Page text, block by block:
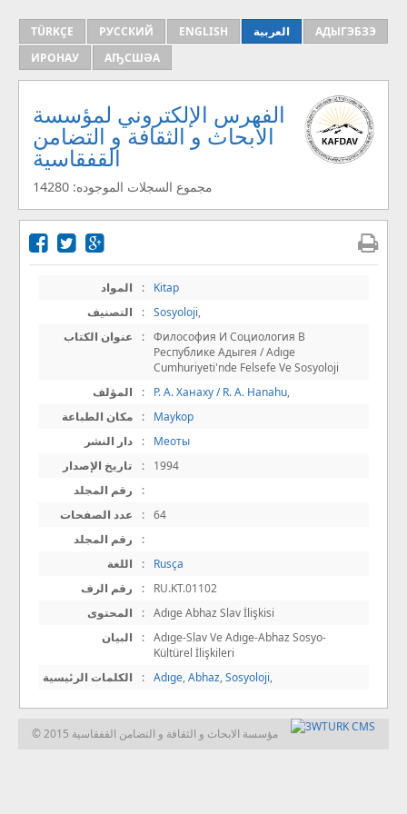
TÜRKÇE РУССКИЙ ENGLISH العربية
АДЫГЭБЗЭ
ИРОНАУ
АҦСШӘА
الفهرس الإلكتروني لمؤسسة
الأبحاث و الثقافة و التضامن
القفقاسية
مجموع السجلات الموجوده: 14280
المواد :
Kitap
التصنيف
: Sosyoloji,
عنوان الكتاب
: Философия И Социология В
Республике Адыгея / Adıge
Cumhuriyeti'nde Felsefe Ve Sosyoloji
المؤلف
: Р. А. Ханаху / R. A. Hanahu,
مكان الطباعة
:
Maykop
دار النشر
:
Меоты
تاريخ الإصدار
:
1994
رقم المجلد
:
عدد الصفحات
: 64
رقم المجلد
:
اللغة
:
Rusça
رقم الرف
:
RU.KT.01102
المحتوى
: Adıge Abhaz Slav İlişkisi
البيان
: Adıge-Slav Ve Adıge-Abhaz Sosyo-
Kültürel İlişkileri
الكلمات الرئيسية
: Adıge,Abhaz,Sosyoloji,
© 2015 مؤسسة الابحاث و الثقافة و التضامن القفقاسية